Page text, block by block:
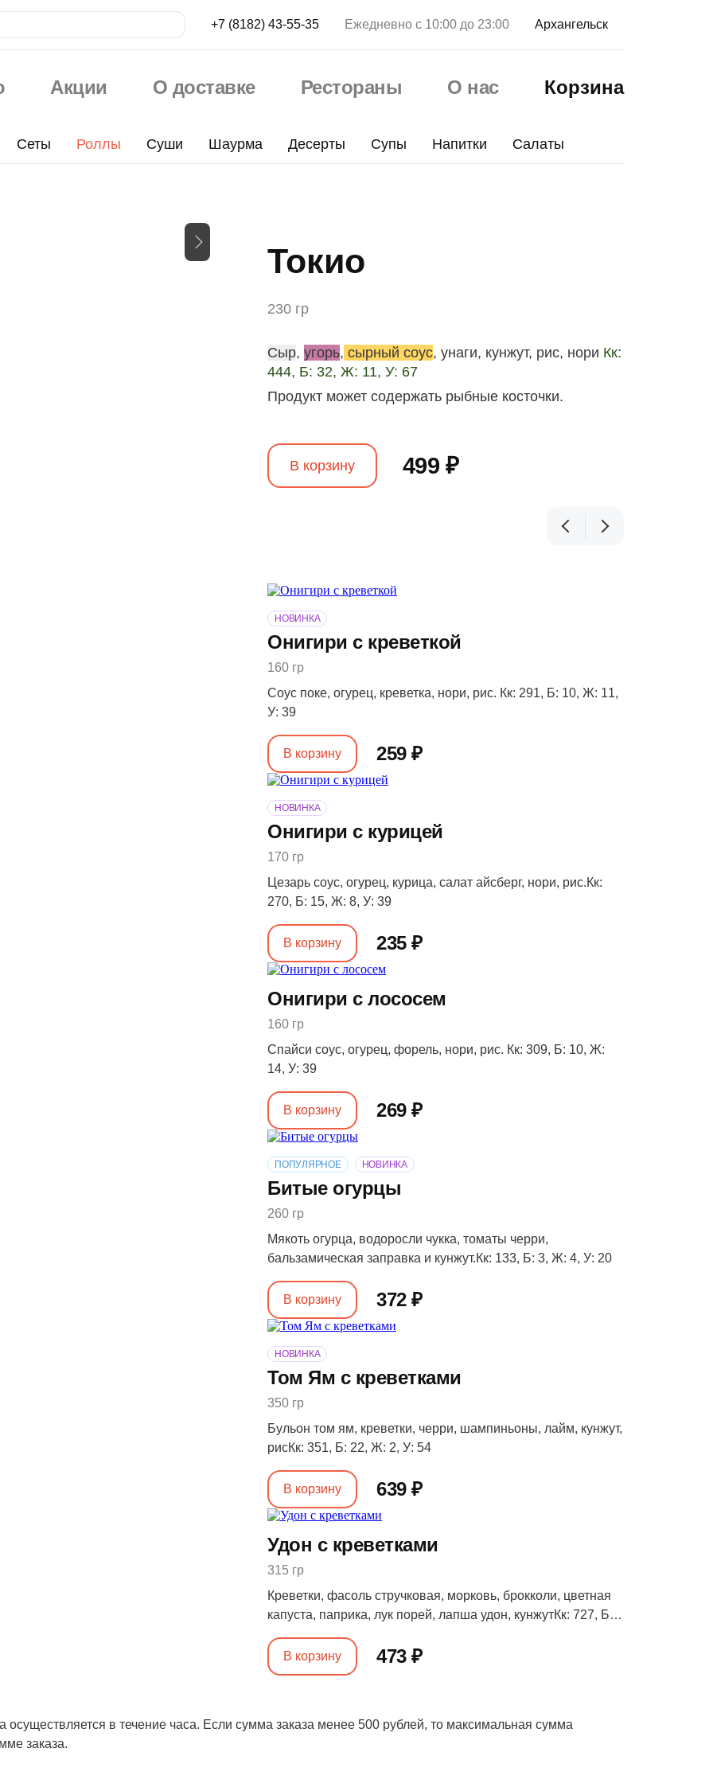
+7 (8182) 43-55-35 Ежедневно с 10:00 до 23:00 Архангельск
Акции О доставке Рестораны О нас Корзина
Сеты Роллы Суши Шаурма Десерты Супы Напитки Салаты
Токио
230 гр
Сыр, угорь, сырный соус, унаги, кунжут, рис, нори Кк:
444, Б: 32, Ж: 11, У: 67
Продукт может содержать рыбные косточки.
499 ₽
В корзину
Онигири с креветкой
НОВИНКА
160 гр
Соус поке, огурец, креветка, нори, рис. Кк: 291, Б: 10, Ж: 11,
У: 39
259 ₽
В корзину
Онигири с курицей
НОВИНКА
170 гр
Цезарь соус, огурец, курица, салат айсберг, нори, рис.Кк:
270, Б: 15, Ж: 8, У: 39
235 ₽
В корзину
Онигири с лососем
160 гр
Спайси соус, огурец, форель, нори, рис. Кк: 309, Б: 10, Ж:
14, У: 39
269 ₽
В корзину
Битые огурцы
ПОПУЛЯРНОЕ НОВИНКА
260 гр
Мякоть огурца, водоросли чукка, томаты черри,
бальзамическая заправка и кунжут.Кк: 133, Б: 3, Ж: 4, У: 20
372 ₽
В корзину
Том Ям с креветками
НОВИНКА
350 гр
Бульон том ям, креветки, черри, шампиньоны, лайм, кунжут,
рисКк: 351, Б: 22, Ж: 2, У: 54
639 ₽
В корзину
Удон с креветками
315 гр
Креветки, фасоль стручковая, морковь, брокколи, цветная
капуста, паприка, лук порей, лапша удон, кунжутКк: 727, Б:
473 ₽
В корзину
осуществляется в течение часа. Если сумма заказа менее 500 рублей, то максимальная сумма
заказа.